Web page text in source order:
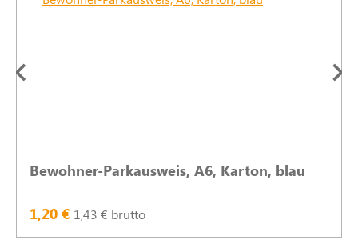
Bewohner-Parkausweis, A6, Karton, blau
1,20 € 1,43 € brutto